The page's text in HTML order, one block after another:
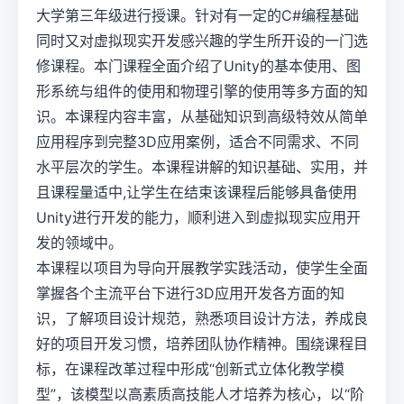
大学第三年级进行授课。针对有一定的C#编程基础
同时又对虚拟现实开发感兴趣的学生所开设的一门选
修课程。本门课程全面介绍了Unity的基本使用、图
形系统与组件的使用和物理引擎的使用等多方面的知
识。本课程内容丰富，从基础知识到高级特效从简单
应用程序到完整3D应用案例，适合不同需求、不同
水平层次的学生。本课程讲解的知识基础、实用，并
且课程量适中,让学生在结束该课程后能够具备使用
Unity进行开发的能力，顺利进入到虚拟现实应用开
发的领域中。
本课程以项目为导向开展教学实践活动，使学生全面
掌握各个主流平台下进行3D应用开发各方面的知
识，了解项目设计规范，熟悉项目设计方法，养成良
好的项目开发习惯，培养团队协作精神。围绕课程目
标，在课程改革过程中形成“创新式立体化教学模
型”，该模型以高素质高技能人才培养为核心，以“阶